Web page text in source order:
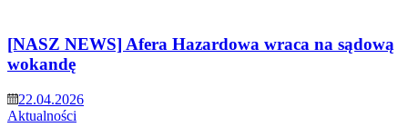
[NASZ NEWS] Afera Hazardowa wraca na sądową
wokandę
22.04.2026
Aktualności